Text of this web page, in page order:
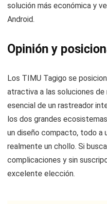
solución más económica y
Android.
Opinión y
Los TIMU Tagigo se
atractiva a las soluciones
esencial de un rastreador
los dos grandes
un diseño compacto, todo a
realmente un chollo. Si
complicaciones y sin
excelente elección.